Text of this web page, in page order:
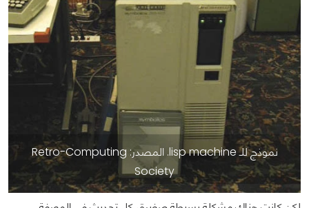
نموذج للـ lisp machine. المصدر: Retro-Computing
Society